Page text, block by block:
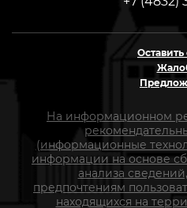
Оставить
На информационном
(информационные
информации на основе
анализа
предпочтениям
находящихся на